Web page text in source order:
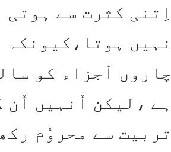
اِتنی کثرت سے ہوتی
نہیں
چاروں اَجزاء کو
ہے ،لیکن اُنہیں اُن
تربیت سے محروٗم